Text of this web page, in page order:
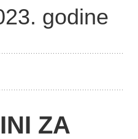
godine
ZA